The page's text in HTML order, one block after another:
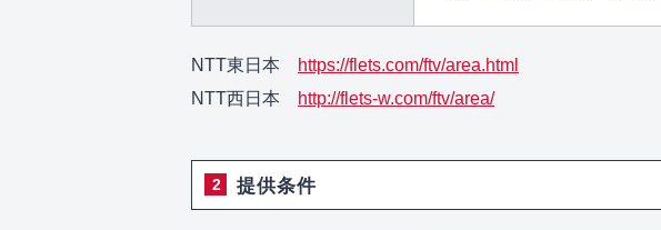
NTT東日本
https://flets.com/ftv/area.html
NTT西日本
http://flets-w.com/ftv/area/
提供条件